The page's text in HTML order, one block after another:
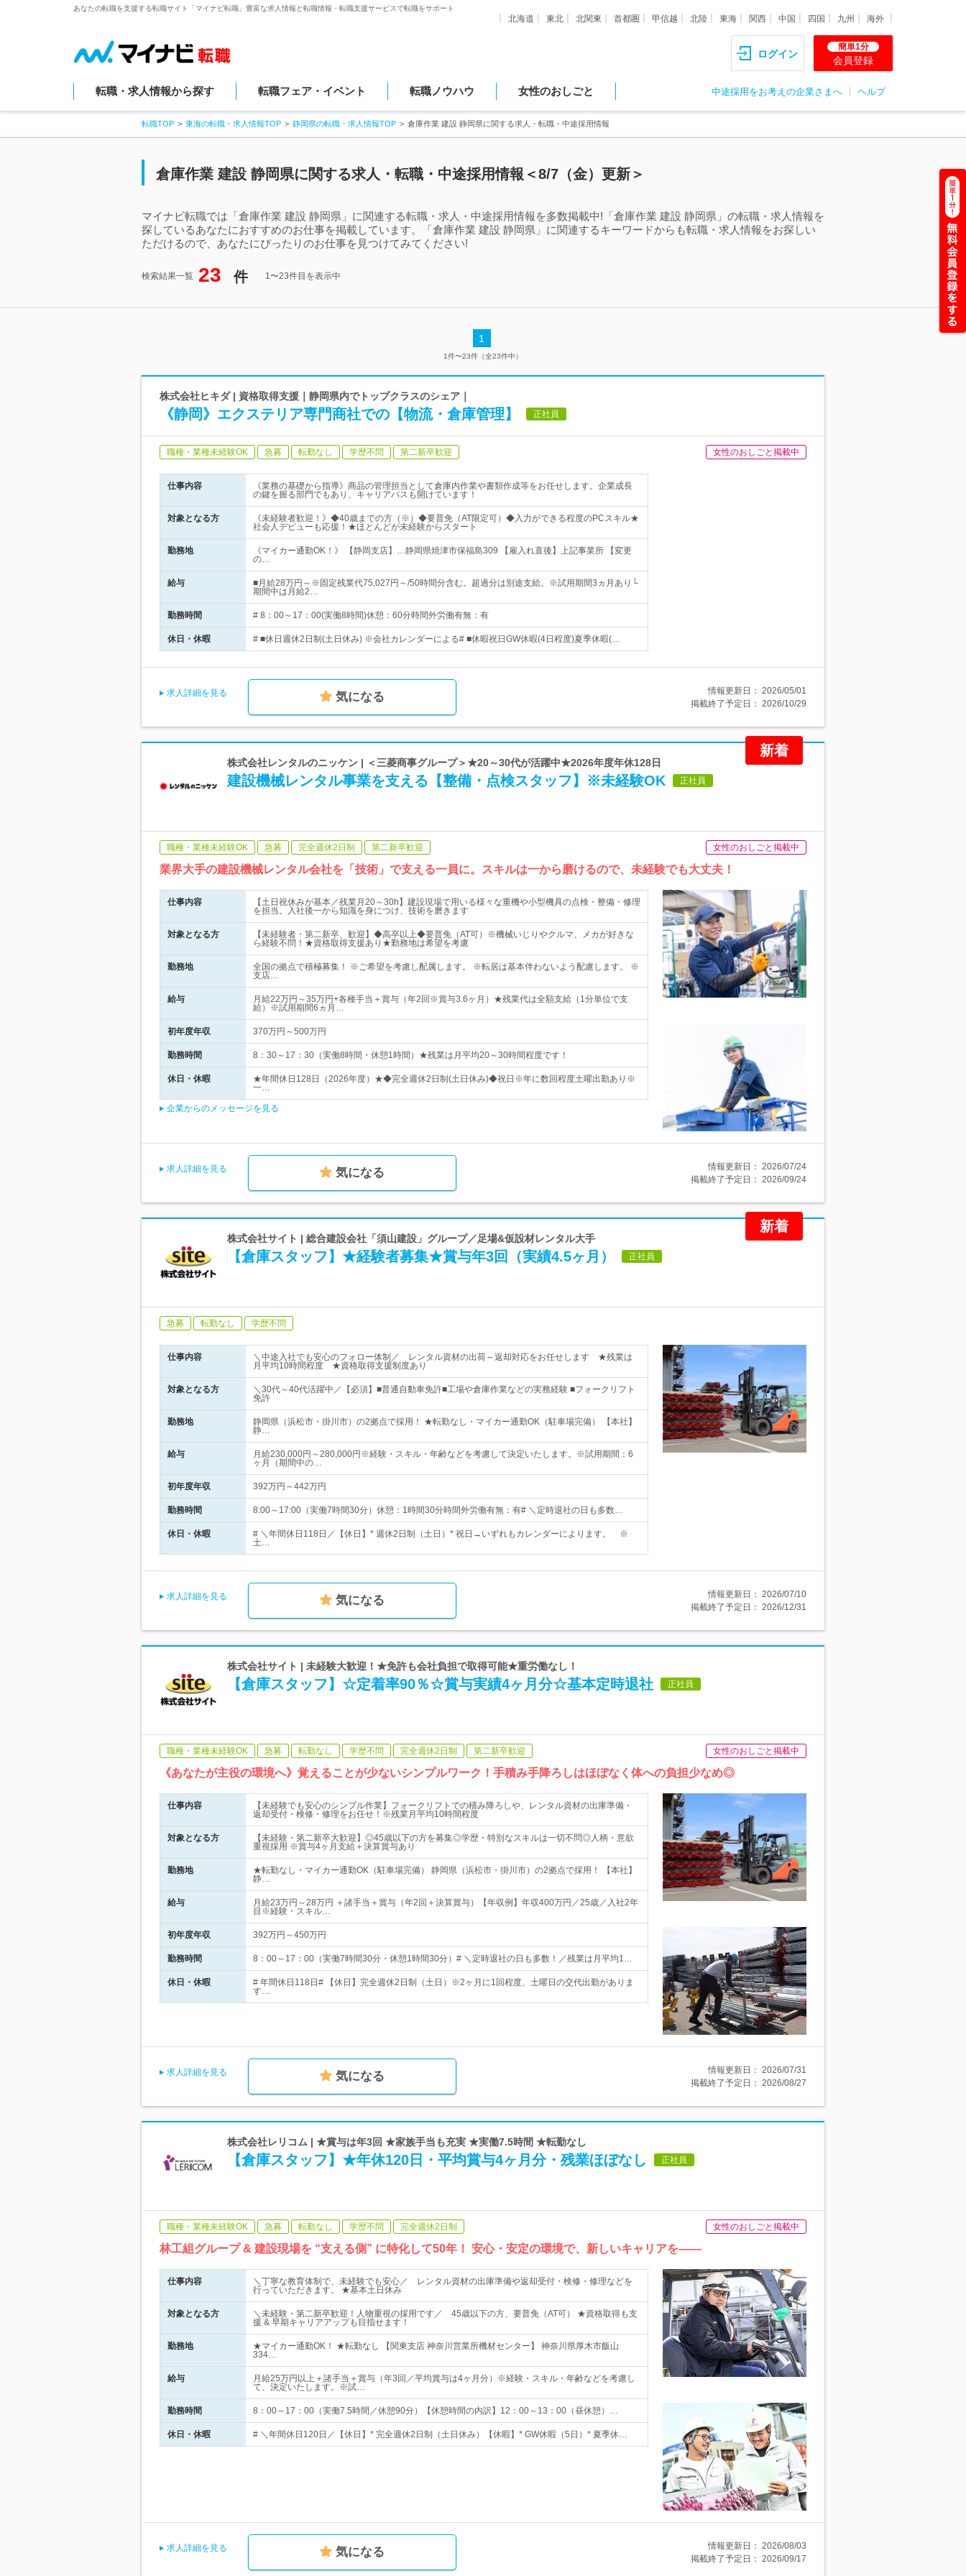
あなたの転職を支援する転職サイト「マイナビ転職」豊富な求人情報と転職情報・転職支援サービスで転職をサポート
北海道 東北 北関東 首都圏 甲信越 北陸 東海 関西 中国 四国 九州 海外
ログイン
簡単1分
会員登録
転職・求人情報から探す 転職フェア・イベント 転職ノウハウ 女性のおしごと 中途採用をお考えの企業さまへ ヘルプ
転職TOP 東海の転職・求人情報TOP 静岡県の転職・求人情報TOP 倉庫作業 建設 静岡県に関する求人・転職・中途採用情報
倉庫作業 建設 静岡県に関する求人・転職・中途採用情報＜8/7（金）更新＞
マイナビ転職では「倉庫作業 建設 静岡県」に関連する転職・求人・中途採用情報を多数掲載中!「倉庫作業 建設 静岡県」の転職・求人情報を
探しているあなたにおすすめのお仕事を掲載しています。「倉庫作業 建設 静岡県」に関連するキーワードからも転職・求人情報をお探しい
ただけるので、あなたにぴったりのお仕事を見つけてみてください!
検索結果一覧 23 件 1〜23件目を表示中
1
1件〜23件（全23件中）
株式会社ヒキダ | 資格取得支援｜静岡県内でトップクラスのシェア｜
《静岡》エクステリア専門商社での【物流・倉庫管理】 正社員
職種・業種未経験OK 急募 転勤なし 学歴不問 第二新卒歓迎 女性のおしごと掲載中
仕事内容
《業務の基礎から指導》商品の管理担当として倉庫内作業や書類作成等をお任せします。企業成長
の鍵を握る部門でもあり、キャリアパスも開けています！
対象となる方
《未経験者歓迎！》◆40歳までの方（※）◆要普免（AT限定可）◆入力ができる程度のPCスキル★
社会人デビューも応援！★ほとんどが未経験からスタート
勤務地
《マイカー通勤OK！》 【静岡支店】…静岡県焼津市保福島309 【雇入れ直後】上記事業所 【変更
の…
給与
■月給28万円～※固定残業代75,027円～/50時間分含む。超過分は別途支給。※試用期間3ヵ月あり└
期間中は月給2…
勤務時間 # 8：00～17：00(実働8時間)休憩：60分時間外労働有無：有
休日・休暇 # ■休日週休2日制(土日休み) ※会社カレンダーによる# ■休暇祝日GW休暇(4日程度)夏季休暇(…
求人詳細を見る 気になる 情報更新日： 2026/05/01
掲載終了予定日： 2026/10/29
新着
株式会社レンタルのニッケン | ＜三菱商事グループ＞★20～30代が活躍中★2026年度年休128日
建設機械レンタル事業を支える【整備・点検スタッフ】※未経験OK 正社員
職種・業種未経験OK 急募 完全週休2日制 第二新卒歓迎 女性のおしごと掲載中
業界大手の建設機械レンタル会社を「技術」で支える一員に。スキルは一から磨けるので、未経験でも大丈夫！
仕事内容
【土日祝休みが基本／残業月20～30h】建設現場で用いる様々な重機や小型機具の点検・整備・修理
を担当。入社後一から知識を身につけ、技術を磨きます
対象となる方
【未経験者・第二新卒、歓迎】◆高卒以上◆要普免（AT可）※機械いじりやクルマ、メカが好きな
ら経験不問！★資格取得支援あり★勤務地は希望を考慮
勤務地
全国の拠点で積極募集！ ※ご希望を考慮し配属します。 ※転居は基本伴わないよう配慮します。 ※
支店…
給与
月給22万円～35万円+各種手当＋賞与（年2回※賞与3.6ヶ月）★残業代は全額支給（1分単位で支
給）※試用期間6ヵ月…
初年度年収 370万円～500万円
勤務時間 8：30～17：30（実働8時間・休憩1時間）★残業は月平均20～30時間程度です！
休日・休暇
★年間休日128日（2026年度）★◆完全週休2日制(土日休み)◆祝日※年に数回程度土曜出勤あり※
一…
企業からのメッセージを見る
求人詳細を見る 気になる 情報更新日： 2026/07/24
掲載終了予定日： 2026/09/24
新着
株式会社サイト | 総合建設会社「須山建設」グループ／足場&仮設材レンタル大手
【倉庫スタッフ】★経験者募集★賞与年3回（実績4.5ヶ月） 正社員
急募 転勤なし 学歴不問
仕事内容
＼中途入社でも安心のフォロー体制／ レンタル資材の出荷～返却対応をお任せします ★残業は
月平均10時間程度 ★資格取得支援制度あり
対象となる方
＼30代～40代活躍中／【必須】■普通自動車免許■工場や倉庫作業などの実務経験 ■フォークリフト
免許
勤務地
静岡県（浜松市・掛川市）の2拠点で採用！ ★転勤なし・マイカー通勤OK（駐車場完備） 【本社】
静…
給与
月給230,000円～280,000円※経験・スキル・年齢などを考慮して決定いたします。※試用期間：6
ヶ月（期間中の…
初年度年収 392万円～442万円
勤務時間 8:00～17:00（実働7時間30分）休憩：1時間30分時間外労働有無：有# ＼定時退社の日も多数…
休日・休暇
# ＼年間休日118日／【休日】* 週休2日制（土日）* 祝日→いずれもカレンダーによります。 ※
土…
求人詳細を見る 気になる 情報更新日： 2026/07/10
掲載終了予定日： 2026/12/31
株式会社サイト | 未経験大歓迎！★免許も会社負担で取得可能★重労働なし！
【倉庫スタッフ】☆定着率90％☆賞与実績4ヶ月分☆基本定時退社 正社員
職種・業種未経験OK 急募 転勤なし 学歴不問 完全週休2日制 第二新卒歓迎 女性のおしごと掲載中
《あなたが主役の環境へ》覚えることが少ないシンプルワーク！手積み手降ろしはほぼなく体への負担少なめ◎
仕事内容
【未経験でも安心のシンプル作業】フォークリフトでの積み降ろしや、レンタル資材の出庫準備・
返却受付・検修・修理をお任せ！※残業月平均10時間程度
対象となる方
【未経験・第二新卒大歓迎】◎45歳以下の方を募集◎学歴・特別なスキルは一切不問◎人柄・意欲
重視採用 ※賞与4ヶ月支給＋決算賞与あり
勤務地
★転勤なし・マイカー通勤OK（駐車場完備） 静岡県（浜松市・掛川市）の2拠点で採用！ 【本社】
静…
給与
月給23万円～28万円 ＋諸手当＋賞与（年2回＋決算賞与）【年収例】年収400万円／25歳／入社2年
目※経験・スキル…
初年度年収 392万円～450万円
勤務時間 8：00～17：00（実働7時間30分・休憩1時間30分）# ＼定時退社の日も多数！／残業は月平均1…
休日・休暇
# 年間休日118日# 【休日】完全週休2日制（土日）※2ヶ月に1回程度、土曜日の交代出勤がありま
す…
求人詳細を見る 気になる 情報更新日： 2026/07/31
掲載終了予定日： 2026/08/27
株式会社レリコム | ★賞与は年3回 ★家族手当も充実 ★実働7.5時間 ★転勤なし
【倉庫スタッフ】★年休120日・平均賞与4ヶ月分・残業ほぼなし 正社員
職種・業種未経験OK 急募 転勤なし 学歴不問 完全週休2日制 女性のおしごと掲載中
林工組グループ & 建設現場を “支える側” に特化して50年！ 安心・安定の環境で、新しいキャリアを――
仕事内容
＼丁寧な教育体制で、未経験でも安心／ レンタル資材の出庫準備や返却受付・検修・修理などを
行っていただきます。 ★基本土日休み
対象となる方
＼未経験・第二新卒歓迎！人物重視の採用です／ 45歳以下の方、要普免（AT可） ★資格取得も支
援 & 早期キャリアアップも目指せます！
勤務地
★マイカー通勤OK！ ★転勤なし 【関東支店 神奈川営業所機材センター】 神奈川県厚木市飯山
334…
給与
月給25万円以上＋諸手当＋賞与（年3回／平均賞与は4ヶ月分）※経験・スキル・年齢などを考慮し
て、決定いたします。※試…
勤務時間 8：00～17：00（実働7.5時間／休憩90分）【休憩時間の内訳】12：00～13：00（昼休憩）…
休日・休暇 # ＼年間休日120日／【休日】* 完全週休2日制（土日休み）【休暇】* GW休暇（5日）* 夏季休…
求人詳細を見る 気になる 情報更新日： 2026/08/03
掲載終了予定日： 2026/09/17